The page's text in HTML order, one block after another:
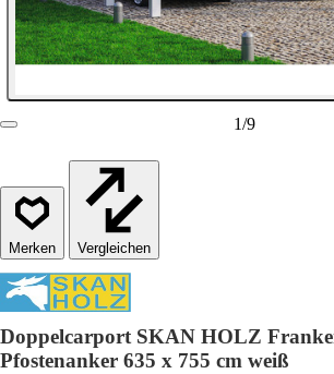
1/9
Vergleichen
Doppelcarport SKAN HOLZ
Pfostenanker 635 x 755 cm weiß